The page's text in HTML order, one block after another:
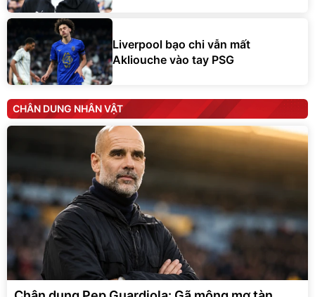
Liverpool bạo chi vẫn mất
Akliouche vào tay PSG
CHÂN DUNG NHÂN VẬT